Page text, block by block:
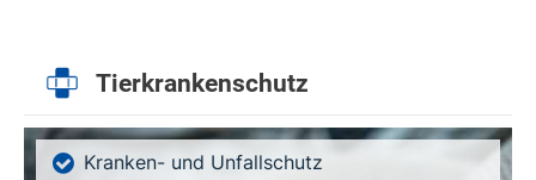
Tierkrankenschutz
Kranken- und Unfallschutz